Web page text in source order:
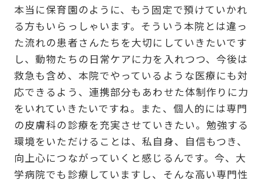
本当に保育園のように、もう固定で預けていかれ
る方もいらっしゃいます。そういう本院とは違っ
た流れの患者さんたちを大切にしていきたいです
し、動物たちの日常ケアに力を入れつつ、今後は
救急も含め、本院でやっているような医療にも対
応できるよう、連携部分もあわせた体制作りに力
をいれていきたいですね。また、個人的には専門
の皮膚科の診療を充実させていきたい。勉強する
環境をいただけることは、私自身、自信もつき、
向上心につながっていくと感じるんです。今、大
学病院でも診療していますし、そんな高い専門性